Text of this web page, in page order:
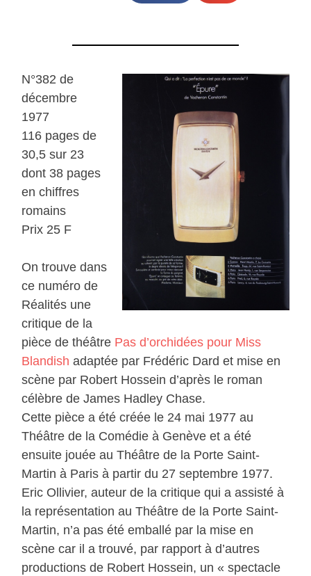
N°382 de
décembre
1977
116 pages de
30,5 sur 23
dont 38 pages
en chiffres
romains
Prix 25 F
On trouve dans
ce numéro de
Réalités une
critique de la
pièce de théâtre Pas d’orchidées pour Miss
Blandish adaptée par Frédéric Dard et mise en
scène par Robert Hossein d’après le roman
célèbre de James Hadley Chase.
Cette pièce a été créée le 24 mai 1977 au
Théâtre de la Comédie à Genève et a été
ensuite jouée au Théâtre de la Porte Saint-
Martin à Paris à partir du 27 septembre 1977.
Eric Ollivier, auteur de la critique qui a assisté à
la représentation au Théâtre de la Porte Saint-
Martin, n’a pas été emballé par la mise en
scène car il a trouvé, par rapport à d’autres
productions de Robert Hossein, un « spectacle